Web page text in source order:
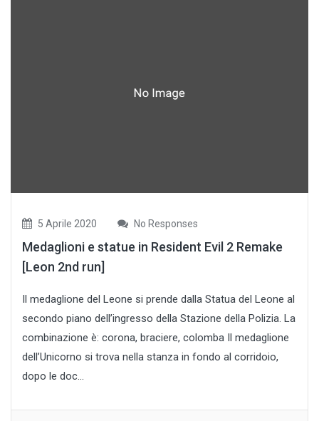
5 Aprile 2020 No Responses
Medaglioni e statue in Resident Evil 2 Remake
[Leon 2nd run]
Il medaglione del Leone si prende dalla Statua del Leone al
secondo piano dell’ingresso della Stazione della Polizia. La
combinazione è: corona, braciere, colomba Il medaglione
dell’Unicorno si trova nella stanza in fondo al corridoio,
dopo le doc...